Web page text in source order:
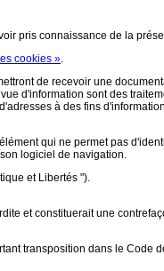
pris connaissance de la
cookies ».
de recevoir une
d'information sont des
à des fins
qui ne permet pas
logiciel de navigation.
et Libertés ").
et constituerait une
transposition dans le